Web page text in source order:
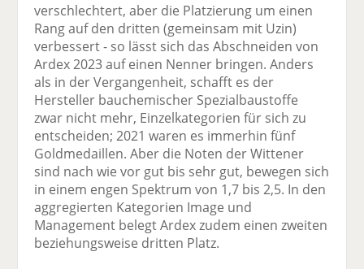
verschlechtert, aber die Platzierung um einen
Rang auf den dritten (gemeinsam mit Uzin)
verbessert - so lässt sich das Abschneiden von
Ardex 2023 auf einen Nenner bringen. Anders
als in der Vergangenheit, schafft es der
Hersteller bauchemischer Spezialbaustoffe
zwar nicht mehr, Einzelkategorien für sich zu
entscheiden; 2021 waren es immerhin fünf
Goldmedaillen. Aber die Noten der Wittener
sind nach wie vor gut bis sehr gut, bewegen sich
in einem engen Spektrum von 1,7 bis 2,5. In den
aggregierten Kategorien Image und
Management belegt Ardex zudem einen zweiten
beziehungsweise dritten Platz.